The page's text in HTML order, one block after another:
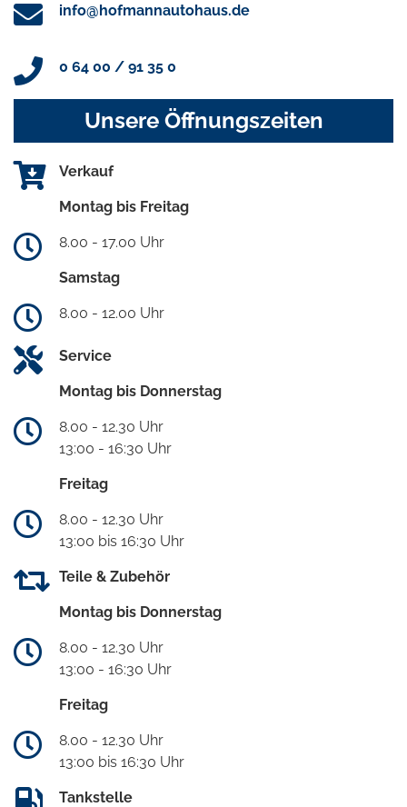
info@hofmannautohaus.de
0 64 00 / 91 35 0
Unsere Öffnungszeiten
Verkauf
Montag bis Freitag
8.00 - 17.00 Uhr
Samstag
8.00 - 12.00 Uhr
Service
Montag bis Donnerstag
8.00 - 12.30 Uhr
13:00 - 16:30 Uhr
Freitag
8.00 - 12.30 Uhr
13:00 bis 16:30 Uhr
Teile & Zubehör
Montag bis Donnerstag
8.00 - 12.30 Uhr
13:00 - 16:30 Uhr
Freitag
8.00 - 12.30 Uhr
13:00 bis 16:30 Uhr
Tankstelle